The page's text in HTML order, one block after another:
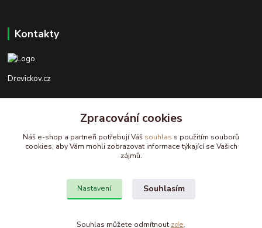
Kontakty
Drevickov.cz
+420 732 488 676
drevickov@drevickov.cz, info@drevickov.cz
Zpracování cookies
Náš e-shop a partneři potřebují Váš souhlas s použitím souborů
cookies, aby Vám mohli zobrazovat informace týkající se Vašich
zájmů.
Nastavení Souhlasím
Souhlas můžete odmítnout zde.